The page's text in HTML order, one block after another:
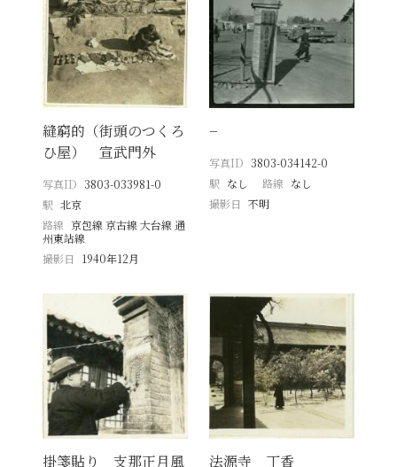
縫窮的（街頭のつくろ
ひ屋） 宣武門外
写真ID 3803-033981-0
駅 北京
路線 京包線 京古線 大台線 通
州東站線
撮影日
1940年12月
−
写真ID 3803-034142-0
駅 なし 路線 なし
撮影日 不明
掛箋貼り 支那正月風
法源寺 丁香